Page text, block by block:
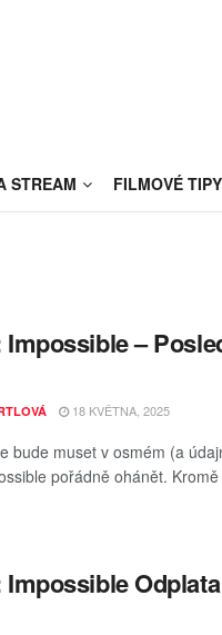
STREAM FILMOVÉ TIPY
–
18 KVĚTNA, 2025
bude muset v osmém (a
pořádně ohánět.